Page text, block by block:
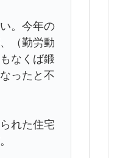
。今年の
（勤労動
なくば鍛
ったと不
れた住宅